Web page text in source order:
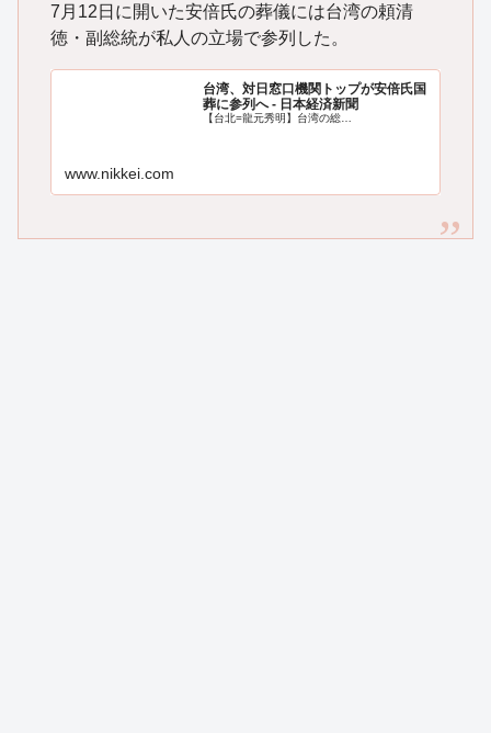
7月12日に開いた安倍氏の葬儀には台湾の頼清
徳・副総統が私人の立場で参列した。
台湾、対日窓口機関トップが安倍氏国
葬に参列へ - 日本経済新聞
【台北=龍元秀明】台湾の総…
www.nikkei.com